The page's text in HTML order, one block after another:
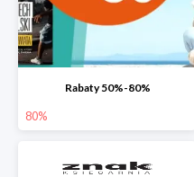
Rabaty 50%-80%
80%